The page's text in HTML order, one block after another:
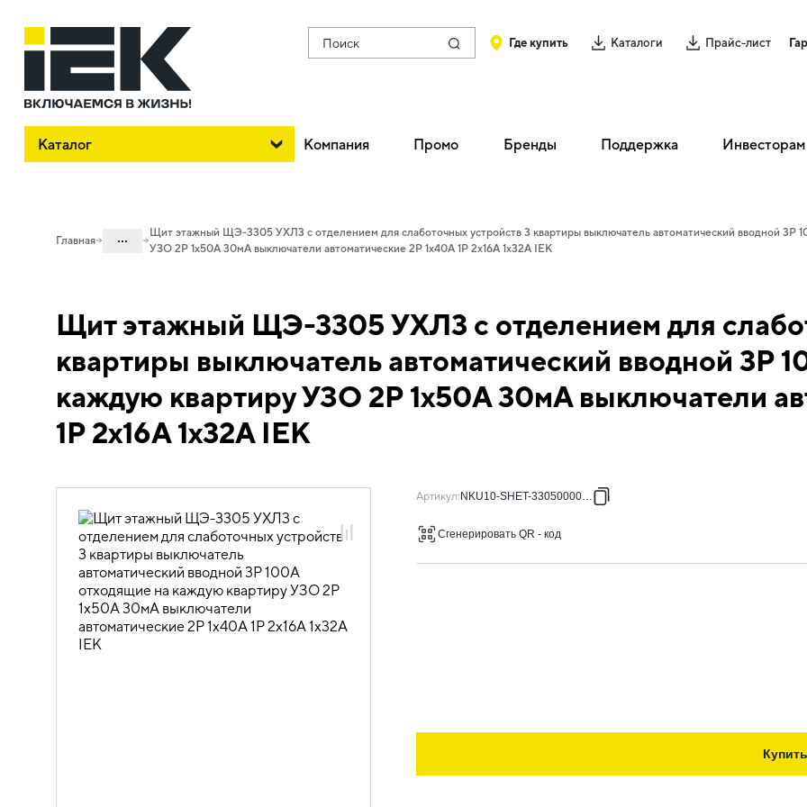
Поиск Где купить Каталоги Прайс-лист
Каталог Компания Промо Бренды Поддержка Инвесторам
Главная ...
50.06 Щитки этажные
50.06.01 НКУ Щитки этажные
Щит этажный ЩЭ-3305 УХЛ3 с отделением для слаботочных устройств 3 квартиры выключатель автоматический вводной 3Р
УЗО 2Р 1х50А 30мА выключатели автоматические 2Р 1х40А 1Р 2х16А 1х32А IEK
Щит этажный ЩЭ-3305 УХЛ3 с отделением для
квартиры выключатель автоматический вводной 3Р
каждую квартиру УЗО 2Р 1х50А 30мА выключатели
1Р 2х16А 1х32А IEK
Артикул: NKU10-SHET-33050000-01
Сгенерировать QR - код
Купить